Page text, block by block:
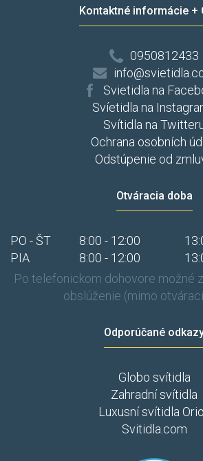
Kontaktné informácie +
0950812433
Svietidla na
Svíetidla na
Svítidla na
Ochrana osobních
Odstúpenie od
Otváracia doba
PO - ŠT 8:00 - 12:00
PIA
8:00 - 12:00
Po telefonickom dohovore možné
obslúženie (mimo
Odporúčané
Globo svítidla
Zahradní svítidla
Luxusní svítidla
Svitidla.com